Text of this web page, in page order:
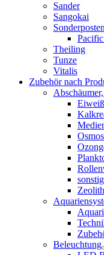
Sander
Sangokai
Theiling
Tunze
Vitalis
Zubehör nach
Beleuchtung